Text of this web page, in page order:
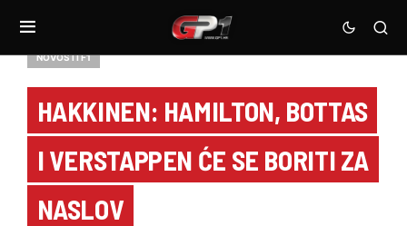
NOVOSTI F1
HAKKINEN: HAMILTON, BOTTAS
I VERSTAPPEN ĆE SE BORITI ZA
NASLOV